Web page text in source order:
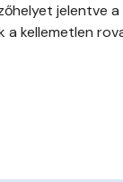
jelentve a
kellemetlen